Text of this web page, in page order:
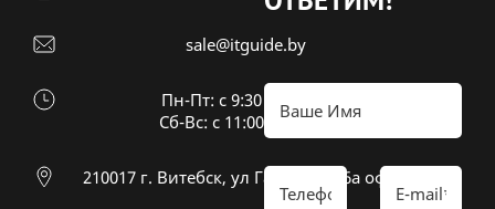
sale@itguide.by
Пн-Пт: с 9:30 до 18:30
Cб-Вс: с 11:00 до 16:00
210017 г. Витебск, ул Гагарина 26а оф 20